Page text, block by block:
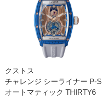
クストス
チャレンジ シーライナー P-S
オートマティック THIRTY6